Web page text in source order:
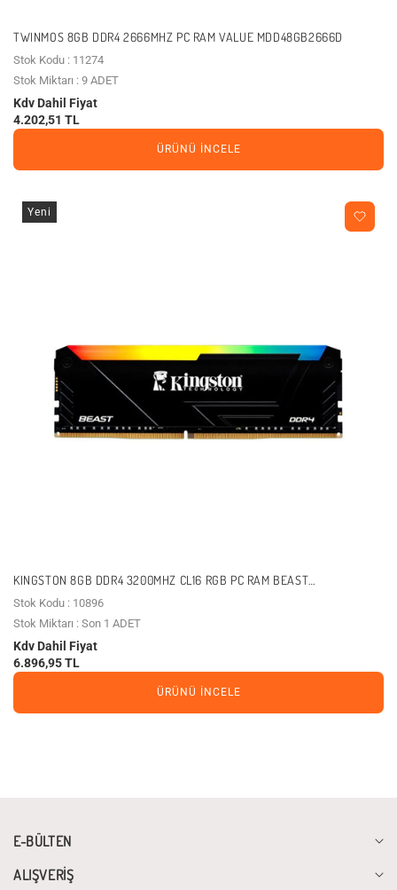
TWINMOS 8GB DDR4 2666MHZ PC RAM VALUE MDD48GB2666D
Stok Kodu : 11274
Stok Miktarı : 9 ADET
Kdv Dahil Fiyat
4.202,51 TL
ÜRÜNÜ İNCELE
Yeni
KINGSTON 8GB DDR4 3200MHZ CL16 RGB PC RAM BEAST
KF432C16BB2A-8TR
Stok Kodu : 10896
Stok Miktarı : Son 1 ADET
Kdv Dahil Fiyat
6.896,95 TL
ÜRÜNÜ İNCELE
E-BÜLTEN
ALIŞVERİŞ